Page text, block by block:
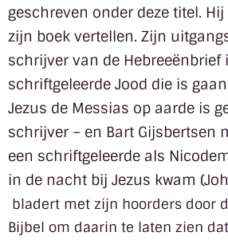
geschreven onder deze titel.
zijn boek vertellen. Zijn
schrijver van de Hebreeënbrief
schriftgeleerde Jood die is
Jezus de Messias op aarde is
schrijver – en Bart Gijsbertsen
een schriftgeleerde als
in de nacht bij Jezus kwam
bladert met zijn hoorders door
Bijbel om daarin te laten zien